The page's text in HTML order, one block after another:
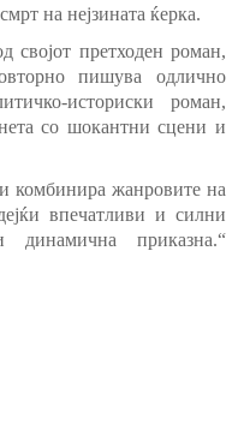
на нејзината ќерка.
својот претходен роман,
пишува одлично
историски роман,
со шокантни сцени и
комбинира жанровите на
впечатливи и силни
приказна.“